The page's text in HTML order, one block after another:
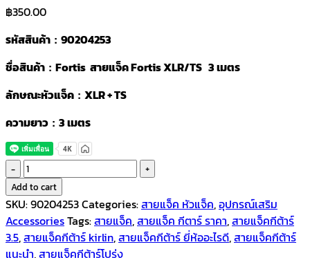
฿350.00
รหัสสินค้า : 90204253
ชื่อสินค้า : Fortis สายแจ็ค Fortis XLR/TS 3 เมตร
ลักษณะหัวแจ็ค : XLR + TS
ความยาว : 3 เมตร
Fortis
XLR/TS
สาย
แจ็คย
3
เมตร
Add to cart
SKU:90204253Categories:สายแจ็ค หัวแจ็ค,อุปกรณ์เสริม
AccessoriesTags:สายแจ็ค,สายแจ็ค กีตาร์ ราคา,สายแจ็คกีต้าร์
3.5,สายแจ็คกีต้าร์ kirlin,สายแจ็คกีต้าร์ ยี่ห้ออะไรดี,สายแจ็คกีต้าร์
แนะนํา,สายแจ็คกีต้าร์โปร่ง